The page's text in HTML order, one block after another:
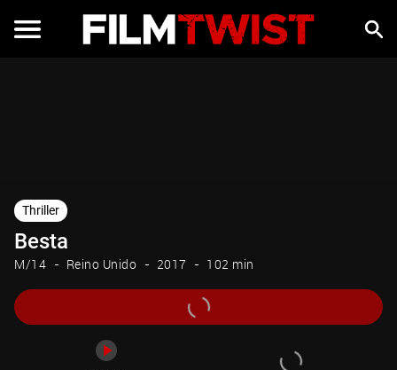
Thriller
Besta
M/14 Reino Unido 2017 102 min